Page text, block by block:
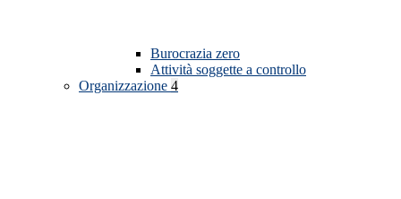
Burocrazia zero
Attività soggette a controllo
Organizzazione 4